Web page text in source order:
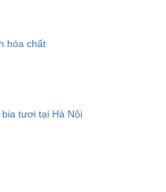
hóa chất
tươi tại Hà Nội